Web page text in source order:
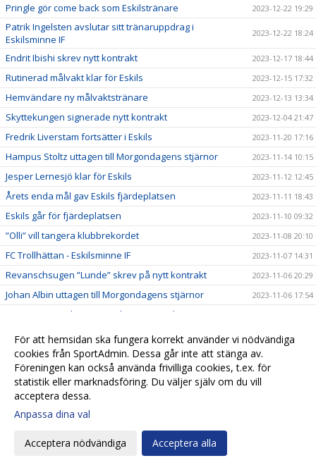
Pringle gör come back som Eskilstränare 2023-12-22 19:29
Patrik Ingelsten avslutar sitt tränaruppdrag i
Eskilsminne IF
2023-12-22 18:24
Endrit Ibishi skrev nytt kontrakt 2023-12-17 18:44
Rutinerad målvakt klar för Eskils 2023-12-15 17:32
Hemvändare ny målvaktstränare 2023-12-13 13:34
Skyttekungen signerade nytt kontrakt 2023-12-04 21:47
Fredrik Liverstam fortsätter i Eskils 2023-11-20 17:16
Hampus Stoltz uttagen till Morgondagens stjärnor 2023-11-14 10:15
Jesper Lernesjö klar för Eskils 2023-11-12 12:45
Årets enda mål gav Eskils fjärdeplatsen 2023-11-11 18:43
Eskils går för fjärdeplatsen 2023-11-10 09:32
”Olli” vill tangera klubbrekordet 2023-11-08 20:10
FC Trollhättan - Eskilsminne IF 2023-11-07 14:31
Revanschsugen ”Lunde” skrev på nytt kontrakt 2023-11-06 20:29
Johan Albin uttagen till Morgondagens stjärnor 2023-11-06 17:54
Seger mot Lunds BK i sista hemmamatchen
Reinholdsson tillbaka i skadedrabbat Eskils 2023-11-03 09:57
Imponerande säsong av ”Bobbe" 2023-11-01 20:54
Ingen tvekan för Casper Seger 2023-10-31 21:00
Eskilsminne IF - Lunds BK
Eskilscoachen: ”Vi förtjänade inte förlora"
Lagkaptenen signerade nytt kontrakt
Omtumlande tid för Lucas Ohlander
För att hemsidan ska fungera korrekt använder vi nödvändiga
cookies från SportAdmin. Dessa går inte att stänga av.
Föreningen kan också använda frivilliga cookies, t.ex. för
statistik eller marknadsföring. Du väljer själv om du vill
acceptera dessa.
Anpassa dina val
Acceptera nödvändiga Acceptera alla